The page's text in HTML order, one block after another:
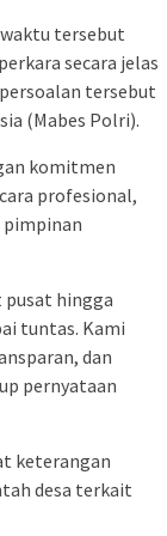
tersebut
secara jelas
tersebut
(Mabes Polri).
komitmen
profesional,
pimpinan
pusat hingga
tuntas. Kami
dan
pernyataan
keterangan
desa terkait